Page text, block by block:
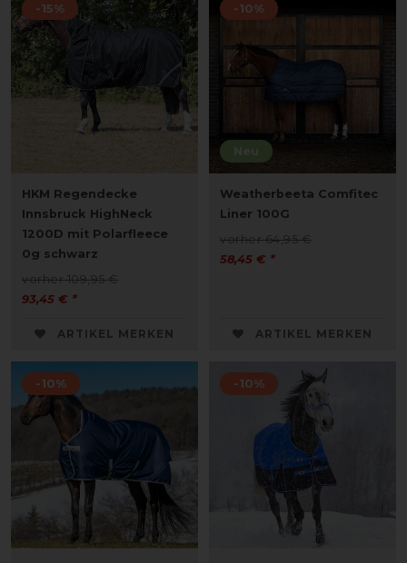
-15%
HKM Regendecke
Innsbruck HighNeck
1200D mit Polarfleece
0g schwarz
vorher 109,95 €
93,45 € *
ARTIKEL MERKEN
Neu
-10%
Weatherbeeta Comfitec
Liner 100G
vorher 64,95 €
58,45 € *
ARTIKEL MERKEN
-10% -10%